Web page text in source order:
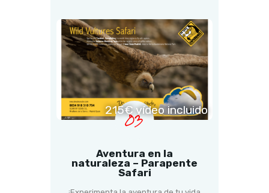
215€ vídeo incluido
03
Aventura en la
naturaleza – Parapente
Safari